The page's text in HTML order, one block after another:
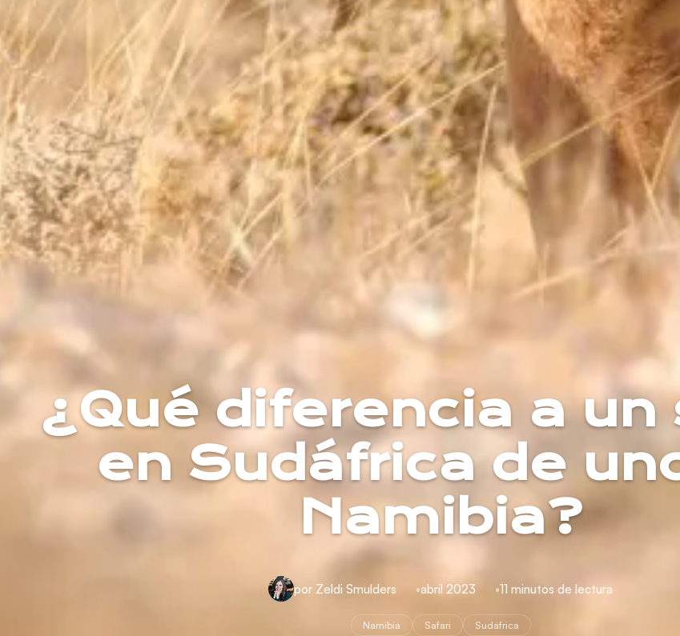
¿Qué diferencia a un
en Sudáfrica de
Namibia?
por Zeldi Smulders abril 2023 11 minutos de lectura
Namibia Safari Sudáfrica